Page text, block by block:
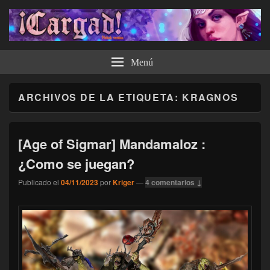
¡Cargad! Menú
ARCHIVOS DE LA ETIQUETA: KRAGNOS
[Age of Sigmar] Mandamaloz :
¿Como se juegan?
Publicado el 04/11/2023porKriger—4 comentarios ↓